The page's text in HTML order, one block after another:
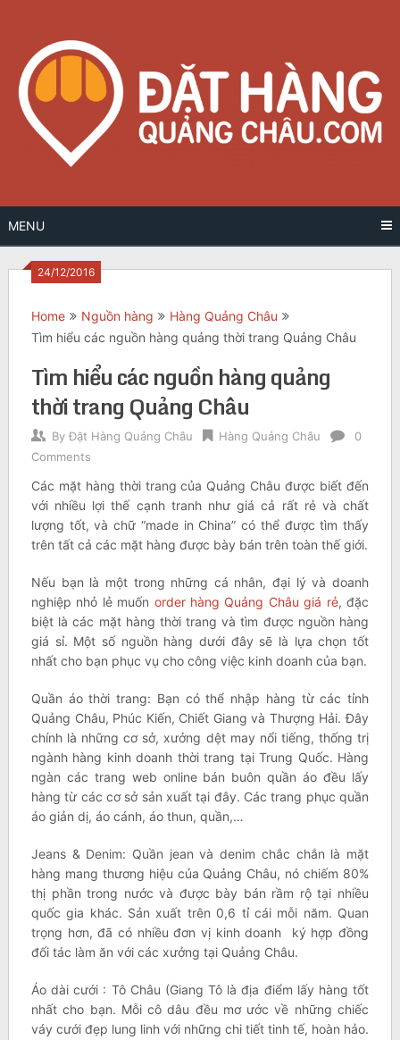
content
MENU
24/12/2016
Home Nguồn hàng
Hàng Quảng Châu
Tìm hiểu các nguồn hàng quảng thời trang Quảng Châu
Tìm hiểu các nguồn hàng quảng
thời trang Quảng Châu
By Đặt Hàng Quảng Châu Hàng Quảng Châu
0
Comments
Các mặt hàng thời trang của Quảng Châu được biết đến
với nhiều lợi thế cạnh tranh như giá cả rất rẻ và chất
lượng tốt, và chữ “made in China” có thể được tìm thấy
trên tất cả các mặt hàng được bày bán trên toàn thế giới.
Nếu bạn là một trong những cá nhân, đại lý và doanh
nghiệp nhỏ lẻ muốn order hàng Quảng Châu giá rẻ, đặc
biệt là các mặt hàng thời trang và tìm được nguồn hàng
giá sỉ. Một số nguồn hàng dưới đây sẽ là lựa chọn tốt
nhất cho bạn phục vụ cho công việc kinh doanh của bạn.
Quần áo thời trang: Bạn có thể nhập hàng từ các tỉnh
Quảng Châu, Phúc Kiến, Chiết Giang và Thượng Hải. Đây
chính là những cơ sở, xưởng dệt may nổi tiếng, thống trị
ngành hàng kinh doanh thời trang tại Trung Quốc. Hàng
ngàn các trang web online bán buôn quần áo đều lấy
hàng từ các cơ sở sản xuất tại đây. Các trang phục quần
áo giản dị, áo cánh, áo thun, quần,…
Jeans & Denim: Quần jean và denim chắc chắn là mặt
hàng mang thương hiệu của Quảng Châu, nó chiếm 80%
thị phần trong nước và được bày bán rầm rộ tại nhiều
quốc gia khác. Sản xuất trên 0,6 tỉ cái mỗi năm. Quan
trọng hơn, đã có nhiều đơn vị kinh doanh ký hợp đồng
đối tác làm ăn với các xưởng tại Quảng Châu.
Áo dài cưới : Tô Châu (Giang Tô là địa điểm lấy hàng tốt
nhất cho bạn. Mỗi cô dâu đều mơ ước về những chiếc
váy cưới đẹp lung linh với những chi tiết tinh tế, hoàn hảo.